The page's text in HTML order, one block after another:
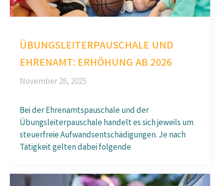
ÜBUNGSLEITERPAUSCHALE UND
EHRENAMT: ERHÖHUNG AB 2026
November 28, 2025
Bei der Ehrenamtspauschale und der
Übungsleiterpauschale handelt es sich jeweils um
steuerfreie Aufwandsentschädigungen. Je nach
Tätigkeit gelten dabei folgende